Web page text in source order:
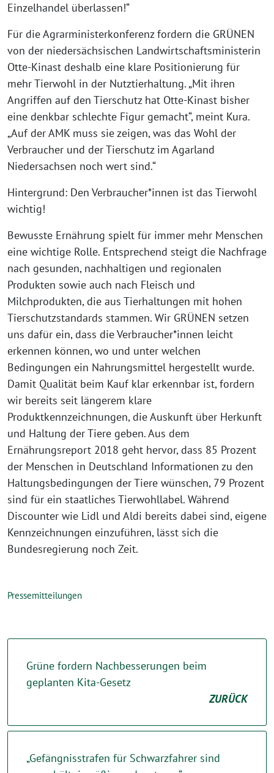
Einzelhandel überlassen!“
Für die Agrarministerkonferenz fordern die GRÜNEN
von der niedersächsischen Landwirtschaftsministerin
Otte-Kinast deshalb eine klare Positionierung für
mehr Tierwohl in der Nutztierhaltung. „Mit ihren
Angriffen auf den Tierschutz hat Otte-Kinast bisher
eine denkbar schlechte Figur gemacht“, meint Kura.
„Auf der AMK muss sie zeigen, was das Wohl der
Verbraucher und der Tierschutz im Agarland
Niedersachsen noch wert sind.“
Hintergrund: Den Verbraucher*innen ist das Tierwohl
wichtig!
Bewusste Ernährung spielt für immer mehr Menschen
eine wichtige Rolle. Entsprechend steigt die Nachfrage
nach gesunden, nachhaltigen und regionalen
Produkten sowie auch nach Fleisch und
Milchprodukten, die aus Tierhaltungen mit hohen
Tierschutzstandards stammen. Wir GRÜNEN setzen
uns dafür ein, dass die Verbraucher*innen leicht
erkennen können, wo und unter welchen
Bedingungen ein Nahrungsmittel hergestellt wurde.
Damit Qualität beim Kauf klar erkennbar ist, fordern
wir bereits seit längerem klare
Produktkennzeichnungen, die Auskunft über Herkunft
und Haltung der Tiere geben. Aus dem
Ernährungsreport 2018 geht hervor, dass 85 Prozent
der Menschen in Deutschland Informationen zu den
Haltungsbedingungen der Tiere wünschen, 79 Prozent
sind für ein staatliches Tierwohllabel. Während
Discounter wie Lidl und Aldi bereits dabei sind, eigene
Kennzeichnungen einzuführen, lässt sich die
Bundesregierung noch Zeit.
Pressemitteilungen
Grüne fordern Nachbesserungen beim
geplanten Kita-Gesetz
ZURÜCK
„Gefängnisstrafen für Schwarzfahrer sind